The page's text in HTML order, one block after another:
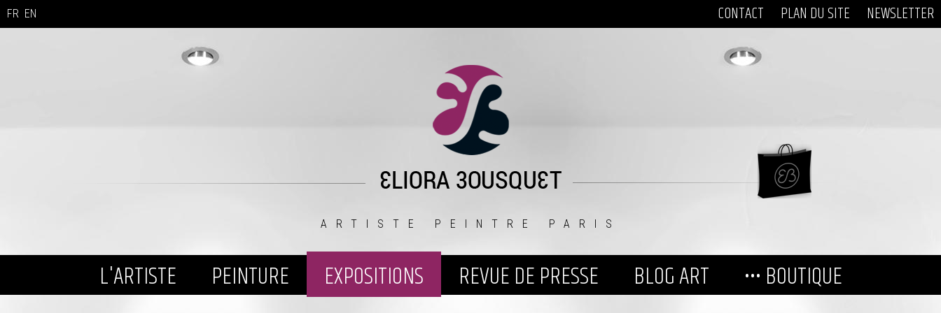
CONTACT PLAN DU SITE NEWSLETTER
FR EN
ARTISTE PEINTRE PARIS
L'ARTISTE PEINTURE EXPOSITIONS REVUE DE PRESSE BLOG ART ••• BOUTIQUE